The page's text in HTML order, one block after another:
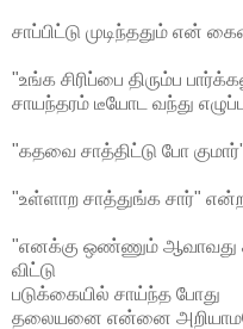
சாப்பிட்டு முடிந்ததும் என்
"உங்க சிரிப்பை திரும்ப
சாயந்தரம் டீயோட வந்து
"கதவை சாத்திட்டு போ
"உள்ளாற சாத்துங்க சார்"
"எனக்கு ஒண்ணும் ஆவாவது
விட்டு
படுக்கையில் சாய்ந்த போது
தலையனை என்னை